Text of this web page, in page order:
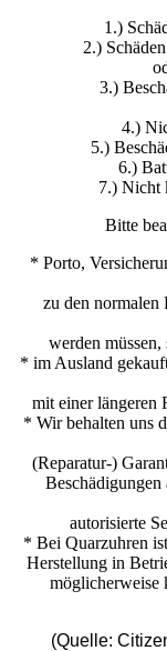
1.)
2.)
3.)
4.)
5.)
6.)
7.) Nicht
Bitte
* Porto,
zu den normalen
werden
* im Ausland
mit einer längeren
* Wir behalten uns
(Reparatur-)
autorisierte
* Bei Quarzuhren
Herstellung in
möglicherweise
(Quelle: